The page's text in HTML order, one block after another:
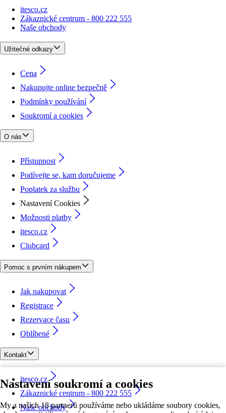
Nastavení soukromí a cookies
My a našich 18 partnerů používáme nebo ukládáme soubory cookies,
itesco.cz
Zákaznické centrum - 800 222 555
Naše obchody
Užitečné odkazy
Cena
Nakupujte online bezpečně
Podmínky používání
Soukromí a cookies
O nás
Přístupnost
Podívejte se, kam doručujeme
Poplatek za službu
Nastavení Cookies
Možnosti platby
itesco.cz
Clubcard
Pomoc s prvním nákupem
Jak nakupovat
Registrace
Rezervace času
Oblíbené
Kontakt
itesco.cz
Zákaznické centrum - 800 222 555
Naše obchody